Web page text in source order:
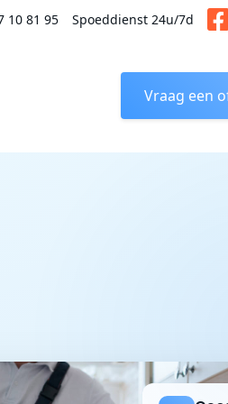
10 81 95 Spoeddienst 24u/7d
Vraag een